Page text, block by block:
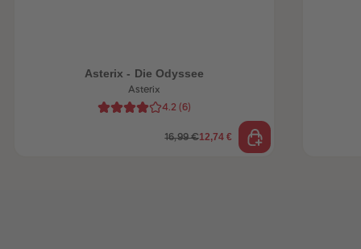
Asterix - Die Odyssee
Asterix
4.2 (6)
16,99 €12,74 €